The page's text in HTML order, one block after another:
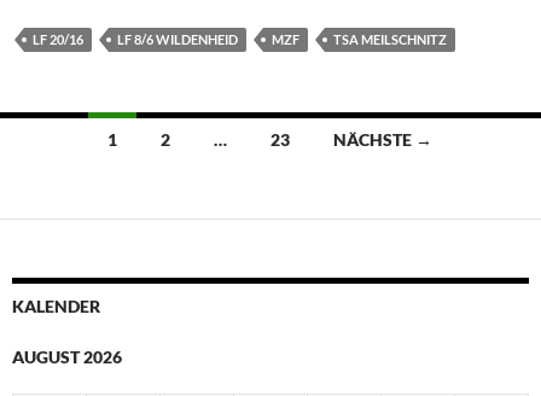
LF 20/16 LF 8/6 WILDENHEID MZF TSA MEILSCHNITZ
Beitragsnavigation
1 2 … 23 NÄCHSTE →
KALENDER
AUGUST 2026